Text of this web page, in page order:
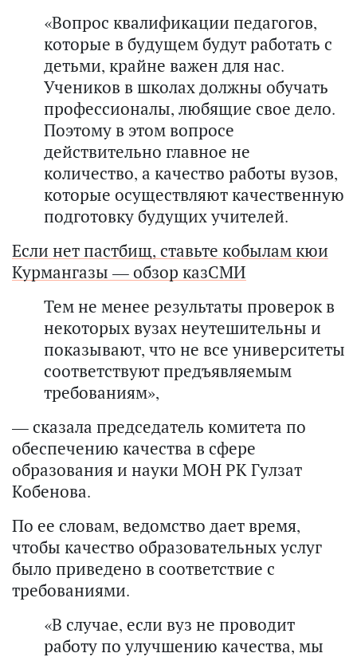
«Вопрос квалификации педагогов,
которые в будущем будут работать с
детьми, крайне важен для нас.
Учеников в школах должны обучать
профессионалы, любящие свое дело.
Поэтому в этом вопросе
действительно главное не
количество, а качество работы вузов,
которые осуществляют качественную
подготовку будущих учителей.
Если нет пастбищ, ставьте кобылам кюи
Курмангазы — обзор казСМИ
Тем не менее результаты проверок в
некоторых вузах неутешительны и
показывают, что не все университеты
соответствуют предъявляемым
требованиям»,
— сказала председатель комитета по
обеспечению качества в сфере
образования и науки МОН РК Гулзат
Кобенова.
По ее словам, ведомство дает время,
чтобы качество образовательных услуг
было приведено в соответствие с
требованиями.
«В случае, если вуз не проводит
работу по улучшению качества, мы